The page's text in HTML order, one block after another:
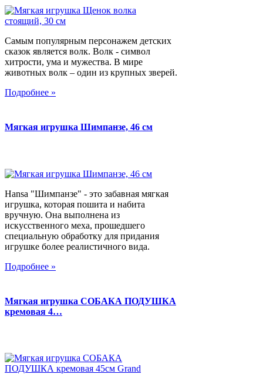
Самым популярным персонажем детских
сказок является волк. Волк - символ
хитрости, ума и мужества. В мире
животных волк – один из крупных зверей.
Подробнее »
Мягкая игрушка Шимпанзе, 46 см
Hansa "Шимпанзе" - это забавная мягкая
игрушка, которая пошита и набита
вручную. Она выполнена из
искусственного меха, прошедшего
специальную обработку для придания
игрушке более реалистичного вида.
Подробнее »
Мягкая игрушка СОБАКА ПОДУШКА
кремовая 4…